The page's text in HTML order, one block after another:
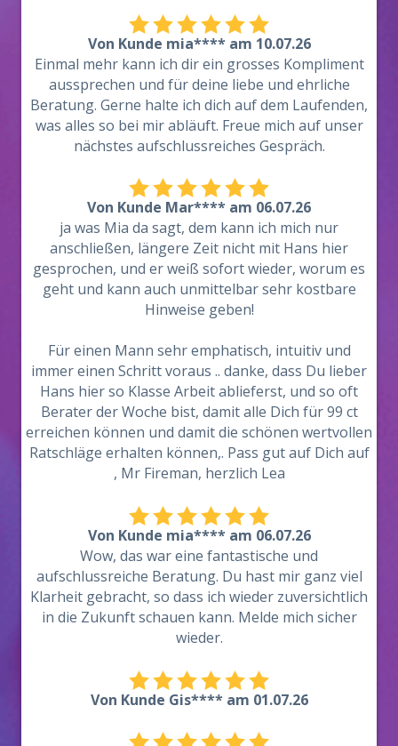
Von Kunde mia**** am 10.07.26
Einmal mehr kann ich dir ein grosses Kompliment
aussprechen und für deine liebe und ehrliche
Beratung. Gerne halte ich dich auf dem Laufenden,
was alles so bei mir abläuft. Freue mich auf unser
nächstes aufschlussreiches Gespräch.
Von Kunde Mar**** am 06.07.26
ja was Mia da sagt, dem kann ich mich nur
anschließen, längere Zeit nicht mit Hans hier
gesprochen, und er weiß sofort wieder, worum es
geht und kann auch unmittelbar sehr kostbare
Hinweise geben!
Für einen Mann sehr emphatisch, intuitiv und
immer einen Schritt voraus .. danke, dass Du lieber
Hans hier so Klasse Arbeit ablieferst, und so oft
Berater der Woche bist, damit alle Dich für 99 ct
erreichen können und damit die schönen wertvollen
Ratschläge erhalten können,. Pass gut auf Dich auf
, Mr Fireman, herzlich Lea
Von Kunde mia**** am 06.07.26
Wow, das war eine fantastische und
aufschlussreiche Beratung. Du hast mir ganz viel
Klarheit gebracht, so dass ich wieder zuversichtlich
in die Zukunft schauen kann. Melde mich sicher
wieder.
Von Kunde Gis**** am 01.07.26